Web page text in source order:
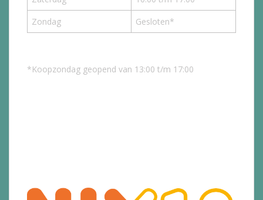
Zondag
Gesloten*
*Koopzondag geopend van 13:00 t/m 17:00